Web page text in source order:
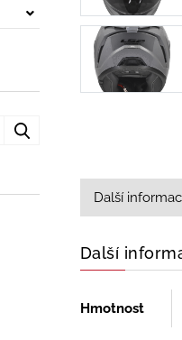
Další
Další
Hmotnost